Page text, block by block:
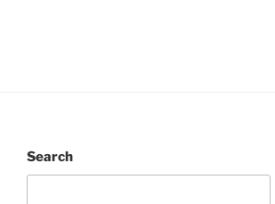
Search